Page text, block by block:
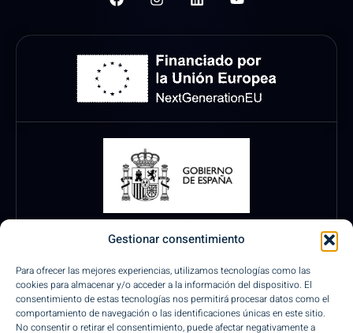
Gestionar consentimiento
Para ofrecer las mejores experiencias, utilizamos tecnologías como las
cookies para almacenar y/o acceder a la información del dispositivo. El
consentimiento de estas tecnologías nos permitirá procesar datos como el
comportamiento de navegación o las identificaciones únicas en este sitio.
No consentir o retirar el consentimiento, puede afectar negativamente a